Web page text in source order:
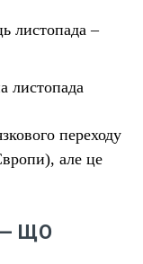
листопада –
листопада
переходу
але це
— ЩО